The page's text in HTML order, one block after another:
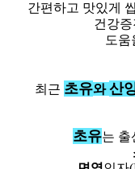
간편하고 맛있게
건강
도움
최근 초유와산
초유는 출